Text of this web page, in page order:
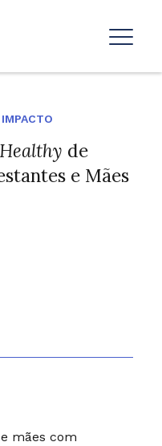
de
e Mães
mães com